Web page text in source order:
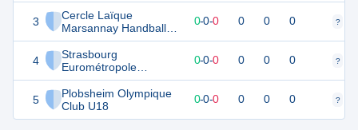
3
Cercle Laïque
Marsannay Handball
U18
4
Strasbourg
Eurométropole
Handball U18
5
Plobsheim Olympique
Club U18
0 0-0-0 0 0 0 ?
0-0-0 0 0 0 ?
0 0 0-0-0 0 0 0 ?